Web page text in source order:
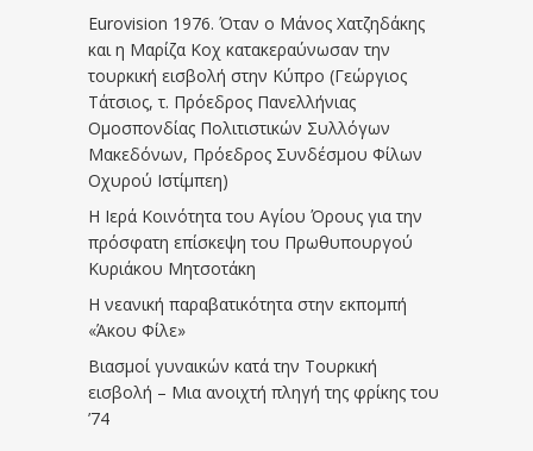
Eurovision 1976. Όταν ο Μάνος Χατζηδάκης
και η Μαρίζα Κοχ κατακεραύνωσαν την
τουρκική εισβολή στην Κύπρο (Γεώργιος
Τάτσιος, τ. Πρόεδρος Πανελλήνιας
Ομοσπονδίας Πολιτιστικών Συλλόγων
Μακεδόνων, Πρόεδρος Συνδέσμου Φίλων
Οχυρού Ιστίμπεη)
Η Ιερά Κοινότητα του Αγίου Όρους για την
πρόσφατη επίσκεψη του Πρωθυπουργού
Κυριάκου Μητσοτάκη
Η νεανική παραβατικότητα στην εκπομπή
«Άκου Φίλε»
Βιασμοί γυναικών κατά την Τουρκική
εισβολή – Μια ανοιχτή πληγή της φρίκης του
’74